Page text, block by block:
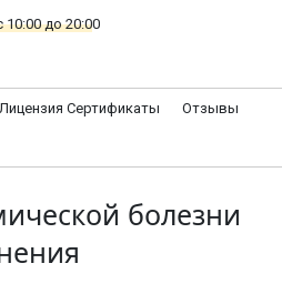
до 20:00
Лицензия Сертификаты Отзывы
болезни